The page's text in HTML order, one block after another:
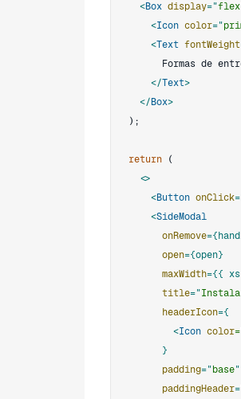
<Box display="flex
<Icon color="
<Text fontWeight
</Text>
</ Box>
) ;
return
(
<
<Button onClick=
<SideModal
onRemove={
open={open}
maxWidth={{ xs
title="
headerIcon={
<Icon color=
}
padding="base"
paddingHeader=